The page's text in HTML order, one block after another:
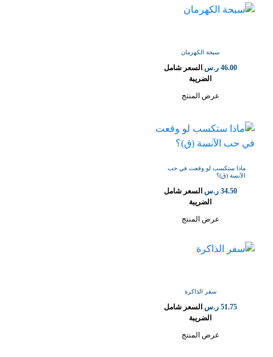
سبحة الكهرمان
46.00 ر.س السعر شامل
الضريبة
عرض المنتج
ماذا ستكسب لو وقعت في حب
الآنسة (ق)؟
34.50 ر.س السعر شامل
الضريبة
عرض المنتج
سفر الذاكرة
51.75 ر.س السعر شامل
الضريبة
عرض المنتج